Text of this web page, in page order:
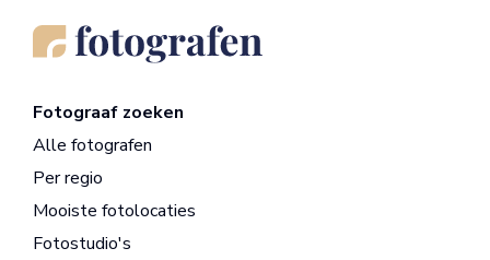
Fotograaf zoeken
Alle fotografen
Per regio
Mooiste fotolocaties
Fotostudio's